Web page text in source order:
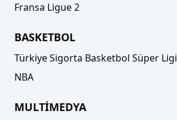
Fransa Ligue 2
BASKETBOL
Türkiye Sigorta Basketbol Süper Ligi
NBA
MULTİMEDYA